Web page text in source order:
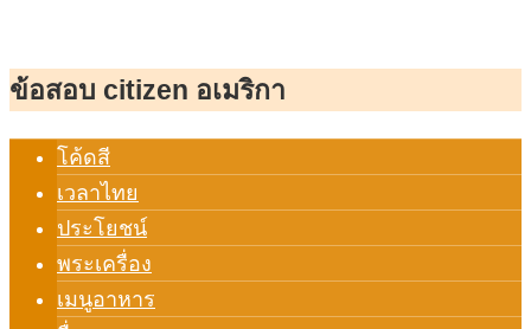
ข้อสอบ citizen อเมริกา
โค้ดสี
เวลาไทย
ประโยชน์
พระเครื่อง
เมนูอาหาร